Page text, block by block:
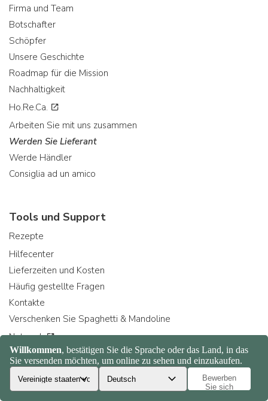
Firma und Team
Botschafter
Schöpfer
Unsere Geschichte
Roadmap für die Mission
Nachhaltigkeit
Ho.Re.Ca.
Arbeiten Sie mit uns zusammen
Werden Sie Lieferant
Werde Händler
Consiglia ad un amico
Tools und Support
Rezepte
Hilfecenter
Lieferzeiten und Kosten
Häufig gestellte Fragen
Kontakte
Verschenken Sie Spaghetti & Mandoline
Network